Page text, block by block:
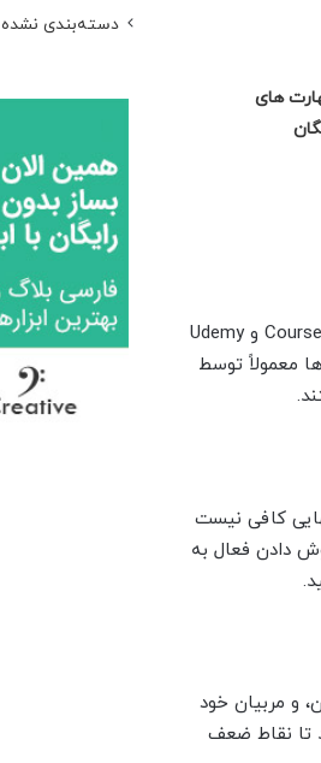
های
دوره‌های آموزشی آنلاین یکی از بهترین راه‌ها برای بهبود مهارت‌های ارتباطی است. وب‌سایت‌هایی مانند Coursera و Udemy
معمولاً توسط
کافی نیست
دادن فعال به
و مربیان خود
تا نقاط ضعف
دسته‌بندی نشده